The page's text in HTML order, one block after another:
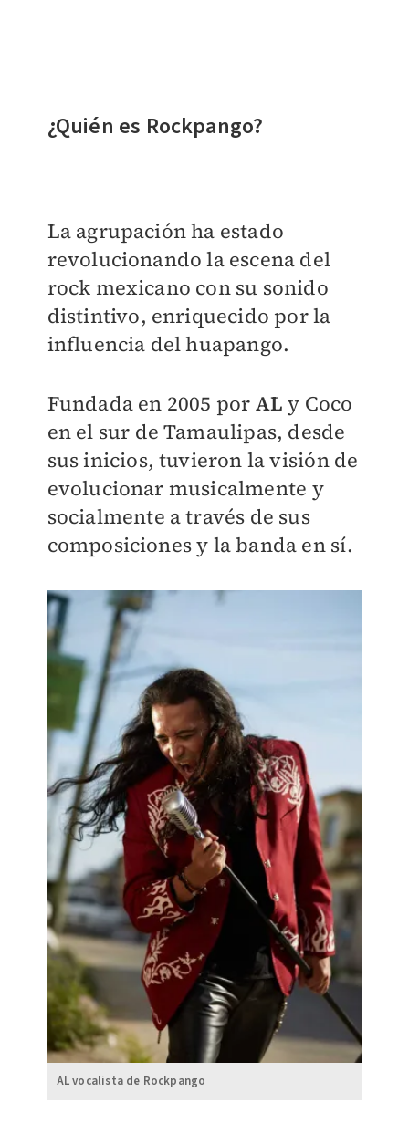
​¿Quién es Rockpango?
La agrupación ha estado
revolucionando la escena del
rock mexicano con su sonido
distintivo, enriquecido por la
influencia del huapango.
Fundada en 2005 por AL y Coco
en el sur de Tamaulipas, desde
sus inicios, tuvieron la visión de
evolucionar musicalmente y
socialmente a través de sus
composiciones y la banda en sí.
AL vocalista de Rockpango